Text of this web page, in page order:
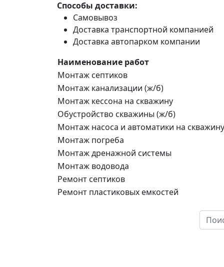
Способы доставки:
Самовывоз
Доставка транспортной компанией
Доставка автопарком компании
Наименование работ
Монтаж септиков
Монтаж канализации (ж/б)
Монтаж кессона на скважину
Обустройство скважины (ж/б)
Монтаж насоса и автоматики на скважину
Монтаж погреба
Монтаж дренажной системы
Монтаж водовода
Ремонт септиков
Ремонт пластиковых емкостей